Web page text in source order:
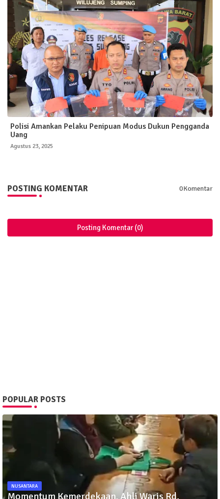
Polisi Amankan Pelaku Penipuan Modus Dukun Pengganda
Uang
Agustus 23, 2025
POSTING KOMENTAR 0Komentar
Posting Komentar (0)
POPULAR POSTS
NUSANTARA
Momentum Kemerdekaan, Ahli Waris Rd.